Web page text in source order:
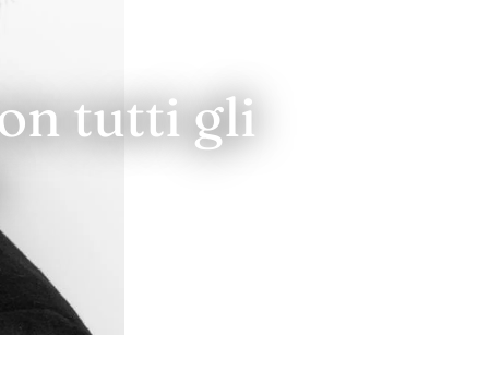
tutti gli